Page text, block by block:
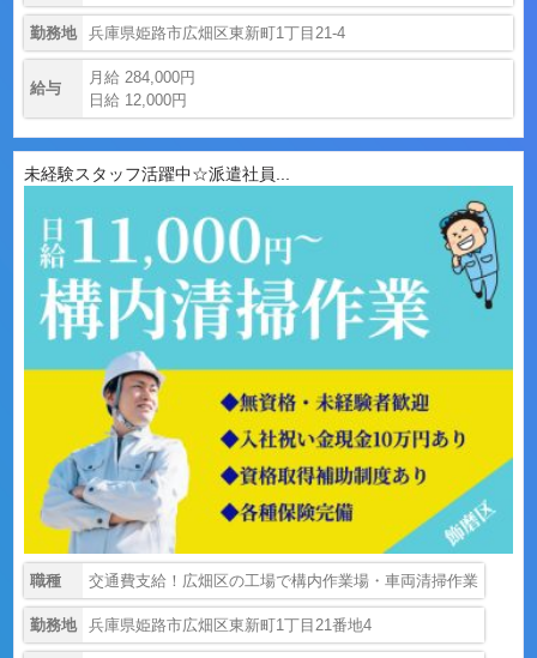
勤務地 兵庫県姫路市広畑区東新町1丁目21-4
給与
月給 284,000円
日給 12,000円
未経験スタッフ活躍中☆派遣社員...
職種 交通費支給！広畑区の工場で構内作業場・車両清掃作業
勤務地 兵庫県姫路市広畑区東新町1丁目21番地4